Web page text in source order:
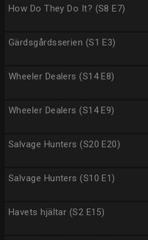
How Do They Do It? (S8 E7)
Gärdsgårdsserien (S1 E3)
Wheeler Dealers (S14 E8)
Wheeler Dealers (S14 E9)
Salvage Hunters (S20 E20)
Salvage Hunters (S10 E1)
Havets hjältar (S2 E15)